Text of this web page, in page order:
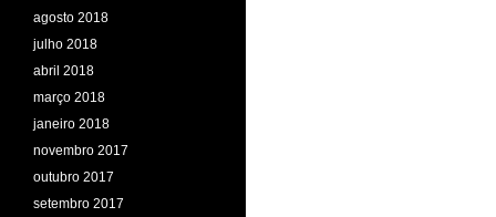
agosto 2018
julho 2018
abril 2018
março 2018
janeiro 2018
novembro 2017
outubro 2017
setembro 2017